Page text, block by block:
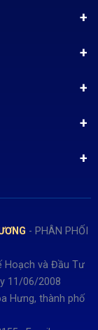
- PHÂN PHỐI
Hoạch và Đầu Tư
11/06/2008
Hưng, thành phố